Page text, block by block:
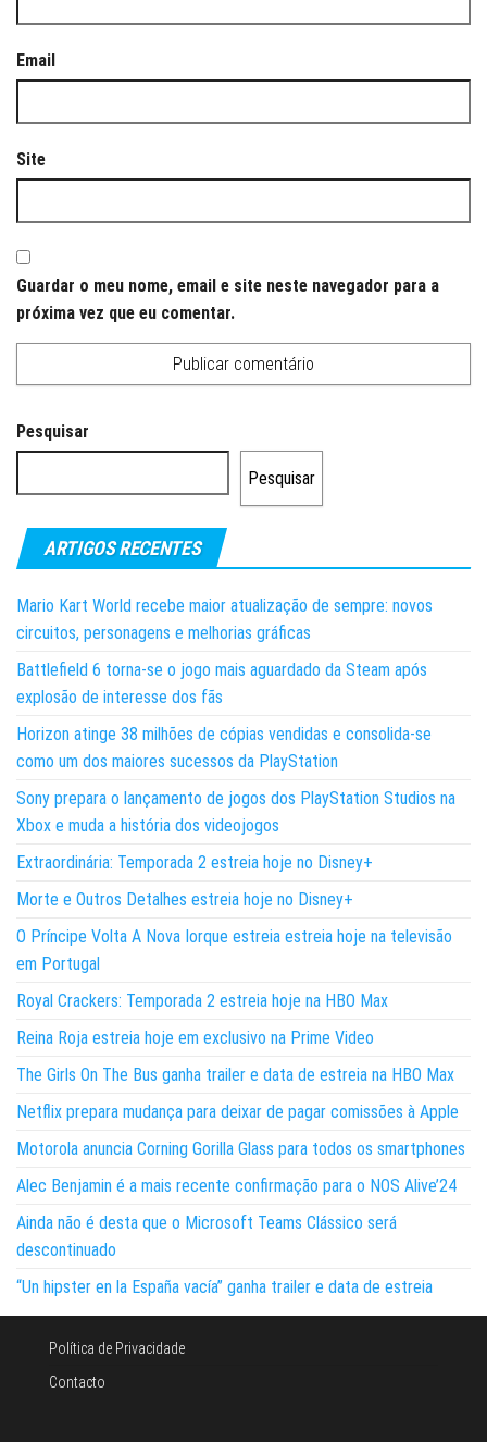
Email
Site
Guardar o meu nome, email e site neste navegador para a
próxima vez que eu comentar.
Pesquisar
Pesquisar
ARTIGOS RECENTES
Mario Kart World recebe maior atualização de sempre: novos
circuitos, personagens e melhorias gráficas
Battlefield 6 torna-se o jogo mais aguardado da Steam após
explosão de interesse dos fãs
Horizon atinge 38 milhões de cópias vendidas e consolida-se
como um dos maiores sucessos da PlayStation
Sony prepara o lançamento de jogos dos PlayStation Studios na
Xbox e muda a história dos videojogos
Extraordinária: Temporada 2 estreia hoje no Disney+
Morte e Outros Detalhes estreia hoje no Disney+
O Príncipe Volta A Nova Iorque estreia estreia hoje na televisão
em Portugal
Royal Crackers: Temporada 2 estreia hoje na HBO Max
Reina Roja estreia hoje em exclusivo na Prime Video
The Girls On The Bus ganha trailer e data de estreia na HBO Max
Netflix prepara mudança para deixar de pagar comissões à Apple
Motorola anuncia Corning Gorilla Glass para todos os smartphones
Alec Benjamin é a mais recente confirmação para o NOS Alive’24
Ainda não é desta que o Microsoft Teams Clássico será
descontinuado
“Un hipster en la España vacía” ganha trailer e data de estreia
Política de Privacidade
Contacto